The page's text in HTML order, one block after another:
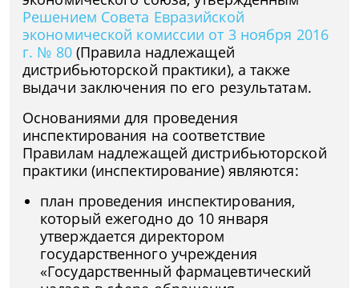
Решением Совета Евразийской
экономической комиссии от 3 ноября 2016
г. № 80(Правила надлежащей
дистрибьюторской практики), а также
выдачи заключения по его результатам.
Основаниями для проведения
инспектирования на соответствие
Правилам надлежащей дистрибьюторской
практики (инспектирование) являются:
план проведения инспектирования,
который ежегодно до 10 января
утверждается директором
государственного учреждения
«Государственный фармацевтический